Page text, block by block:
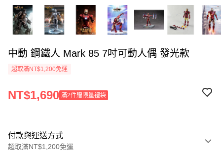
中動 鋼鐵人 Mark 85 7吋可動人偶 發光款
超取滿NT$1,200免運
NT$1,690 滿2件贈限量禮袋
付款與運送方式
超取滿NT$1,200免運